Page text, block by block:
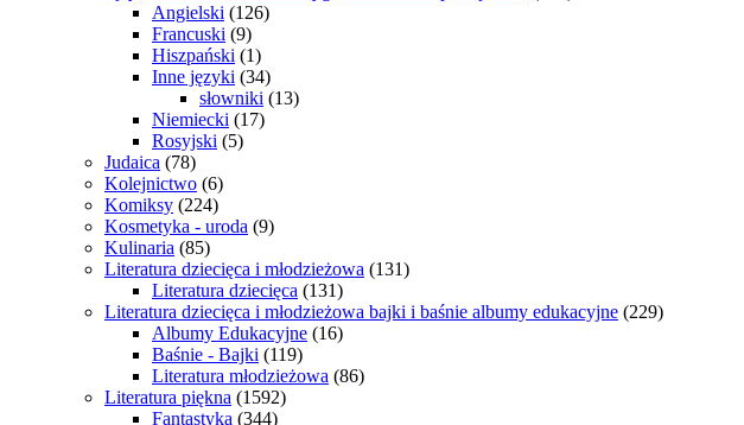
Angielski (126)
Francuski (9)
Hiszpański (1)
Inne języki (34)
słowniki (13)
Niemiecki (17)
Rosyjski (5)
Judaica (78)
Kolejnictwo (6)
Komiksy (224)
Kosmetyka - uroda (9)
Kulinaria (85)
Literatura dziecięca i młodzieżowa (131)
Literatura dziecięca (131)
Literatura dziecięca i młodzieżowa bajki i baśnie albumy edukacyjne (229)
Albumy Edukacyjne (16)
Baśnie - Bajki (119)
Literatura młodzieżowa (86)
Literatura piękna (1592)
Fantastyka (344)